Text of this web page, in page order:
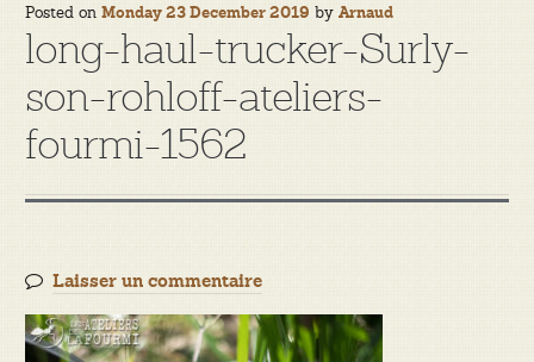
Posted on Monday 23 December 2019 by Arnaud
long-haul-trucker-Surly-
son-rohloff-ateliers-
fourmi-1562
Laisser un commentaire